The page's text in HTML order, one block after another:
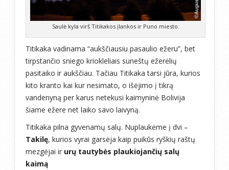
Saulė kyla virš Titikakos įlankos ir Puno miesto.
Titikaka vadinama “aukščiausiu pasaulio ežeru”, bet
tirpstančio sniego kriokleliais suneštų ežerėlių
pasitaiko ir aukščiau. Tačiau Titikaka tarsi jūra, kurios
kito kranto kai kur nesimato, o išėjimo į tikrą
vandenyną per karus netekusi kaimyninė Bolivija
šiame ežere net laiko savo laivyną.
Titikaka pilna gyvenamų salų. Nuplaukėme į dvi –
Takilę, kurios vyrai garsėja kaip puikūs ryškių raštų
mezgėjai ir urų tautybės plaukiojančių salų
kaimą